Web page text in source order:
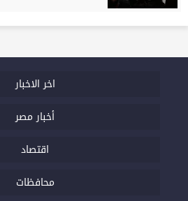
اخر الاخبار
أخبار مصر
اقتصاد
محافظات